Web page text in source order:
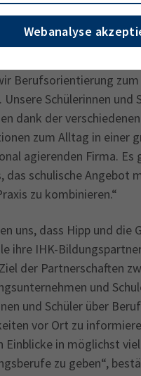
Webanalyse
für die Ausübung
wichtig seien. „Leider
oder gar keine
Berufsorientierung zum
Unsere Schülerinnen und
dank der
zum Alltag in einer
agierenden Firma. Es
das schulische Angebot
zu kombinie­ren.“
uns, dass Hipp und die
ihre IHK-
der Partnerschaften
und
und Schüler über
vor Ort zu
Einblicke in möglichst
zu geben“,